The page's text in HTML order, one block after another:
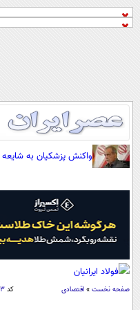
واکنش پزشکیان به
صفحه نخست » اقتصادی کد